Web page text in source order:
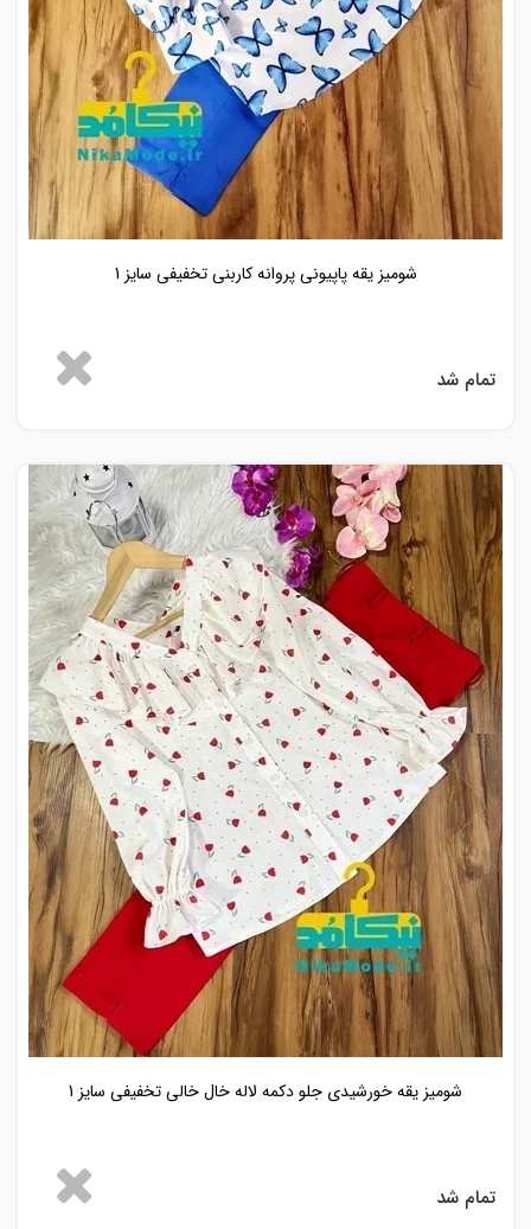
شومیز یقه پاپیونی پروانه کاربنی تخفیفی سایز 1
تمام شد
شومیز یقه خورشیدی جلو دکمه لاله خال خالی تخفیفی سایز 1
تمام شد